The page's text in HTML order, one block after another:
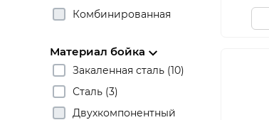
Комбинированная
Материал бойка
Закаленная сталь (10)
Сталь (3)
Двухкомпонентный